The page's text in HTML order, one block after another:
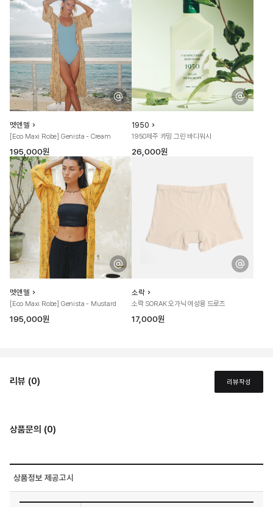
멧앤멜
[Eco Maxi Robe] Genista - Cream
195,000원
1950
1950제주 카밍 그린 바디워시
26,000원
멧앤멜
[Eco Maxi Robe] Genista - Mustard
195,000원
소락
소락 SORAK 오가닉 여성용 드로즈
17,000원
리뷰 (0) 리뷰작성
상품문의 (0)
상품정보 제공고시